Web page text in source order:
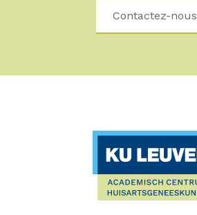
Contactez-nous